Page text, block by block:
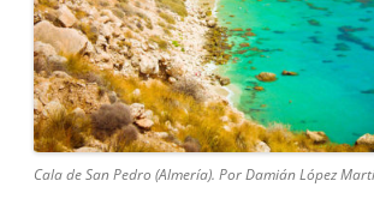
Cala de San Pedro (Almería). Por Damián López